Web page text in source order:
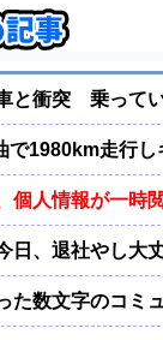
と衝突 乗って
で1980km走行
個人情報が一
、退社やし大
た数文字のコミ